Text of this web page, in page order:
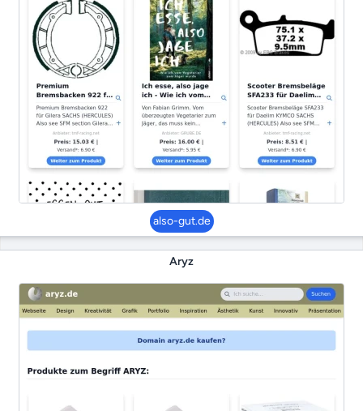
also-gut.de
Aryz